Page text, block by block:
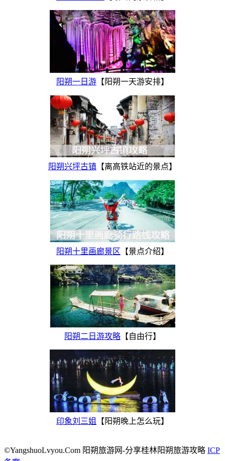
阳朔一日游 【阳朔一天游安排】
阳朔兴坪古镇 【离高铁站近的景点】
阳朔十里画廊景区 【景点介绍】
阳朔二日游攻略 【自由行】
印象刘三姐 【阳朔晚上怎么玩】
©YangshuoLvyou.Com 阳朔旅游网-分享桂林阳朔旅游攻略 ICP